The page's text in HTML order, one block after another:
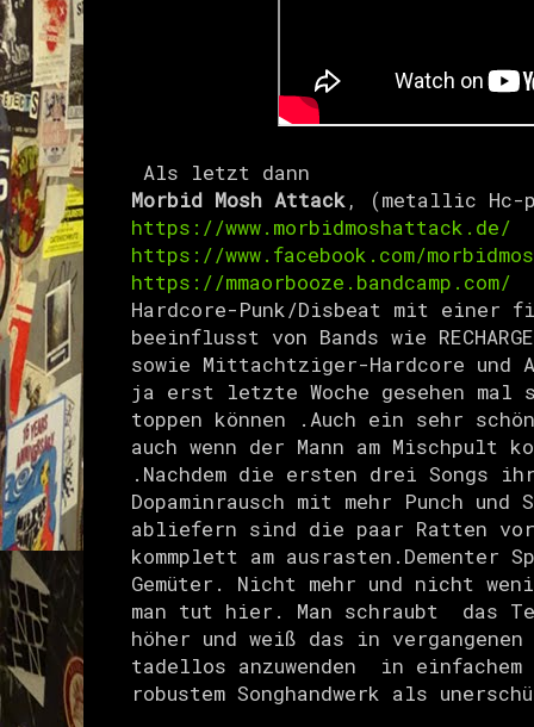
Als letzt dann
Morbid Mosh Attack, (metallic Hc-
https://www.morbidmoshattack.de/
https://www.facebook.com/
https://mmaorbooze.bandcamp.com/
Hardcore-Punk/Disbeat mit einer
beeinflusst von Bands wie
sowie Mittachtziger-Hardcore und
ja erst letzte Woche gesehen mal
toppen können .Auch ein sehr
auch wenn der Mann am Mischpult
.Nachdem die ersten drei Songs
Dopaminrausch mit mehr Punch
abliefern sind die paar Ratten vor
kommplett am ausrasten.Dementer
Gemüter. Nicht mehr und nicht
man tut hier. Man schraubt das
höher und weiß das in
tadellos anzuwenden in einfachem
robustem Songhandwerk als